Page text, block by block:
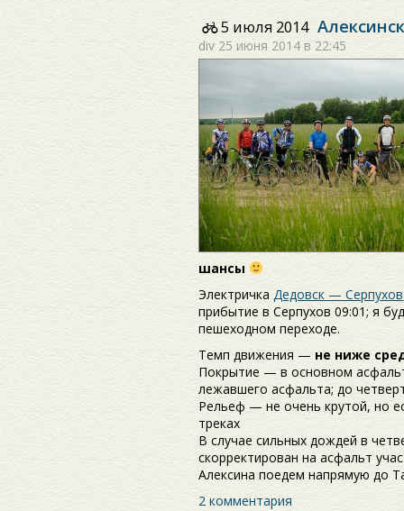
5 июля 2014
div 25 июня 2014 в 22:45
шансы
Электричка Дедовск — Серпухов
прибытие в Серпухов 09:01; я
пешеходном переходе.
Темп движения — не ниже
Покрытие — в основном
лежавшего асфальта; до
Рельеф — не очень крутой, но
треках
В случае сильных дождей в
скорректирован на асфальт
Алексина поедем напрямую до
2 комментария